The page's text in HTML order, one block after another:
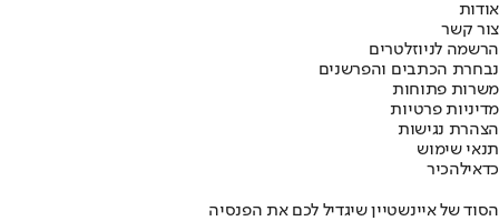
אודות
צור קשר
הרשמה לניוזלטרים
נבחרת הכתבים והפרשנים
משרות פתוחות
מדיניות פרטיות
הצהרת נגישות
תנאי שימוש
כדאילהכיר
הסוד של איינשטיין שיגדיל לכם את הפנסיה